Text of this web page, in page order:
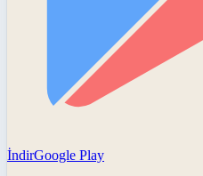
İndirGoogle Play